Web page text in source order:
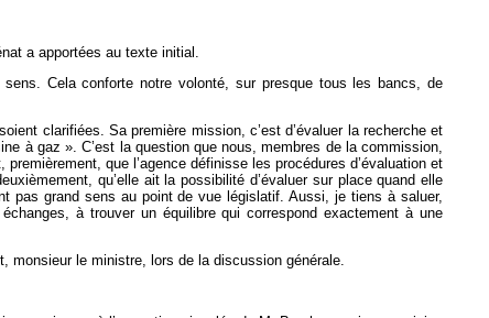
a apportées au texte initial.
Cela conforte notre volonté, sur presque tous les bancs, de
clarifiées. Sa première mission, c’est d’évaluer la recherche et
à gaz ». C’est la question que nous, membres de la commission,
que l’agence définisse les procédures d’évaluation et
qu’elle ait la possibilité d’évaluer sur place quand elle
pas grand sens au point de vue législatif. Aussi, je tiens à saluer,
à trouver un équilibre qui correspond exactement à une
monsieur le ministre, lors de la discussion générale.